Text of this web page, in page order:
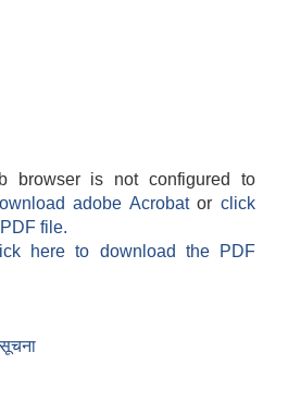
browser is not configured to
adobe Acrobatorclick
file.
here to download the PDF